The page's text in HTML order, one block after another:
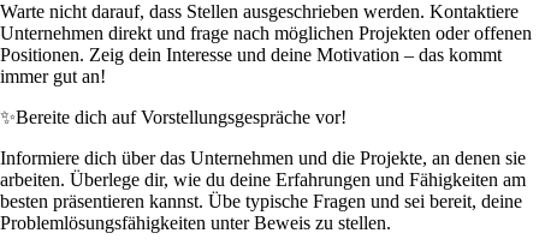
Warte nicht darauf, dass Stellen ausgeschrieben werden. Kontaktiere
Unternehmen direkt und frage nach möglichen Projekten oder offenen
Positionen. Zeig dein Interesse und deine Motivation – das kommt
immer gut an!
✨Bereite dich auf Vorstellungsgespräche vor!
Informiere dich über das Unternehmen und die Projekte, an denen sie
arbeiten. Überlege dir, wie du deine Erfahrungen und Fähigkeiten am
besten präsentieren kannst. Übe typische Fragen und sei bereit, deine
Problemlösungsfähigkeiten unter Beweis zu stellen.